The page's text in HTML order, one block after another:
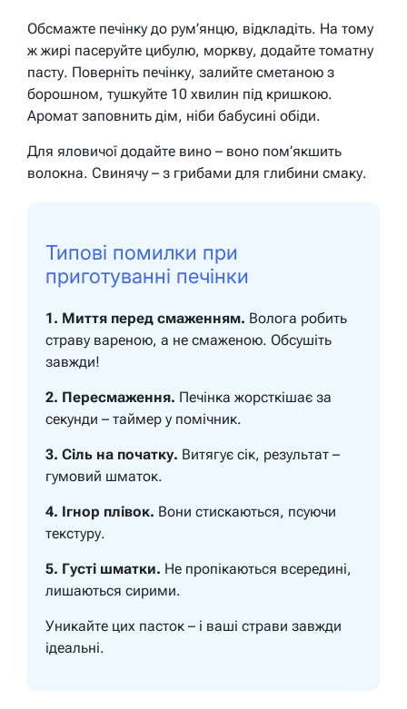
Обсмажте печінку до рум’янцю, відкладіть. На тому
ж жирі пасеруйте цибулю, моркву, додайте томатну
пасту. Поверніть печінку, залийте сметаною з
борошном, тушкуйте 10 хвилин під кришкою.
Аромат заповнить дім, ніби бабусині обіди.
Для яловичої додайте вино – воно пом’якшить
волокна. Свинячу – з грибами для глибини смаку.
Типові помилки при
приготуванні печінки
1. Миття перед смаженням. Волога робить
страву вареною, а не смаженою. Обсушіть
завжди!
2. Пересмаження. Печінка жорсткішає за
секунди – таймер у помічник.
3. Сіль на початку. Витягує сік, результат –
гумовий шматок.
4. Ігнор плівок. Вони стискаються, псуючи
текстуру.
5. Густі шматки. Не пропікаються всередині,
лишаються сирими.
Уникайте цих пасток – і ваші страви завжди
ідеальні.